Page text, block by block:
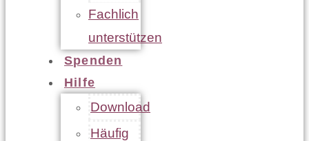
Fachlich
unterstützen
Spenden
Hilfe
Download
Häufig